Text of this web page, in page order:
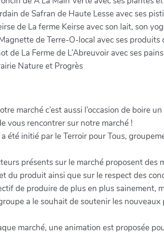
de Safran de Haute Lesse avec ses
de La ferme Keirse avec son lait, son
de Terre-O-local avec ses produits
de La Ferme de L’Abreuvoir avec ses
Nature et Progrès
marché c’est aussi l’occasion de boire
vous rencontrer sur notre marché !
a été initié par le Terroir pour Tous,
présents sur le marché proposent
du produit ainsi que sur le respect des
de produire de plus en plus
a le souhait de soutenir les
marché, une animation est proposée